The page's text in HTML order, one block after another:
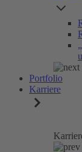
Portfolio
Karriere